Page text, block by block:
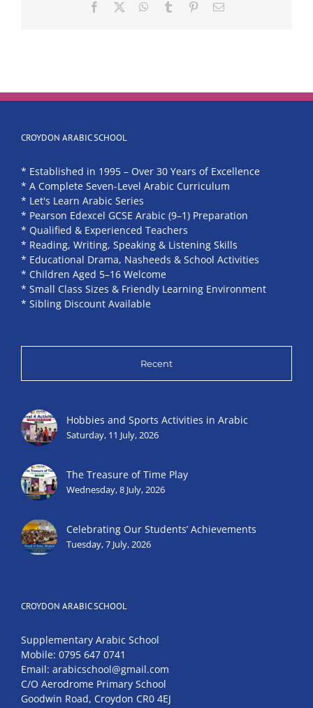
Facebook
WhatsApp
Tumblr PinterestEmail
CROYDON ARABIC SCHOOL
* Established in 1995 – Over 30 Years of Excellence
* A Complete Seven-Level Arabic Curriculum
* Let's Learn Arabic Series
* Pearson Edexcel GCSE Arabic (9–1) Preparation
* Qualified & Experienced Teachers
* Reading, Writing, Speaking & Listening Skills
* Educational Drama, Nasheeds & School Activities
* Children Aged 5–16 Welcome
* Small Class Sizes & Friendly Learning Environment
* Sibling Discount Available
Recent
Hobbies and Sports Activities in Arabic
Saturday, 11 July, 2026
The Treasure of Time Play
Wednesday, 8 July, 2026
Celebrating Our Students’ Achievements
Tuesday, 7 July, 2026
CROYDON ARABIC SCHOOL
Supplementary Arabic School
Mobile: 0795 647 0741
Email: arabicschool@gmail.com
C/O Aerodrome Primary School
Goodwin Road, Croydon CR0 4EJ